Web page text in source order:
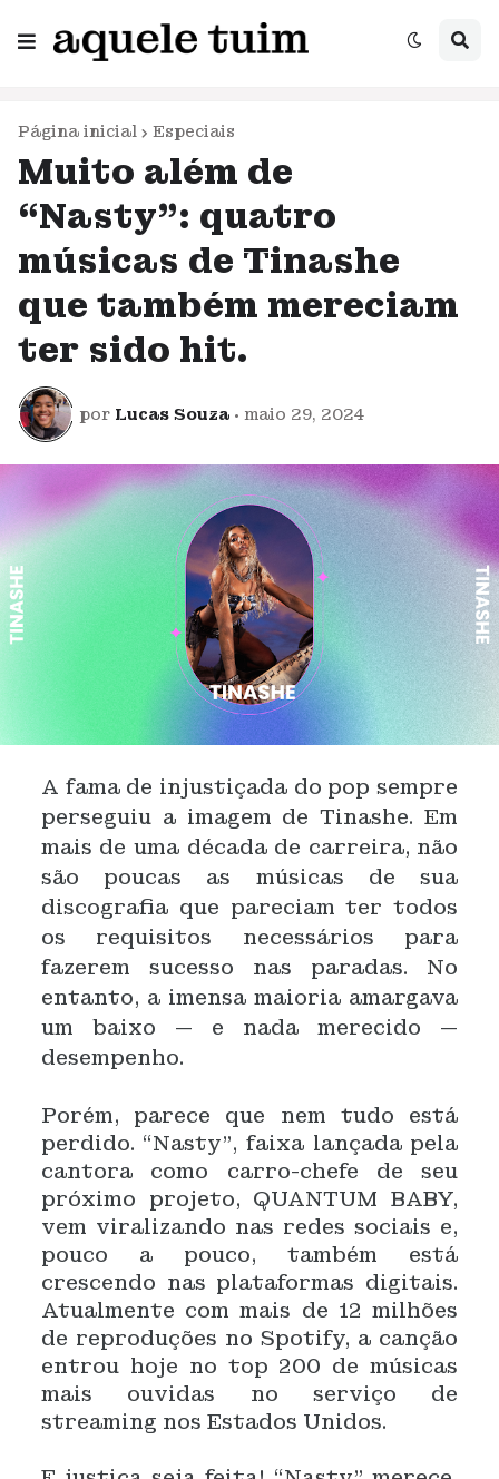
Página inicial Especiais
Muito além de
“Nasty”: quatro
músicas de Tinashe
que também mereciam
ter sido hit.
por Lucas Souza • maio 29, 2024
A fama de injustiçada do pop sempre
perseguiu a imagem de Tinashe. Em
mais de uma década de carreira, não
são poucas as músicas de sua
discografia que pareciam ter todos
os requisitos necessários para
fazerem sucesso nas paradas. No
entanto, a imensa maioria amargava
um baixo — e nada merecido —
desempenho.
Porém, parece que nem tudo está
perdido. “Nasty”, faixa lançada pela
cantora como carro-chefe de seu
próximo projeto, QUANTUM BABY,
vem viralizando nas redes sociais e,
pouco a pouco, também está
crescendo nas plataformas digitais.
Atualmente com mais de 12 milhões
de reproduções no Spotify, a canção
entrou hoje no top 200 de músicas
mais ouvidas no serviço de
streaming nos Estados Unidos.